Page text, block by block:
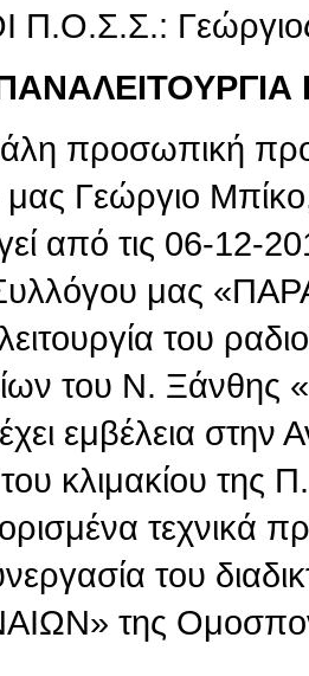
Γεώργιος
προσωπική
μας Γεώργιο
από τις 06-12-
μας
του
του Ν.
εμβέλεια στην
κλιμακίου της
τεχνικά
του
της